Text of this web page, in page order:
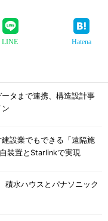
LINE Hatena
タまで連携、構造設計事
設業でもできる「遠隔施
装置とStarlinkで実現
水ハウスとパナソニック